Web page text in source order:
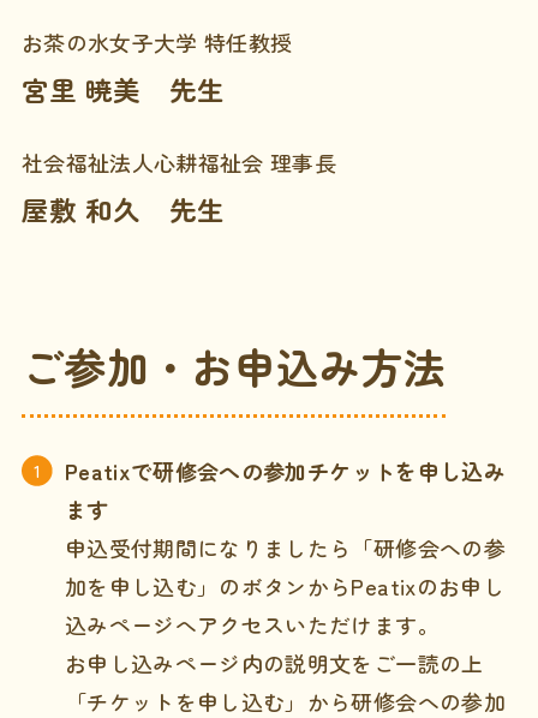
お茶の水女子大学 特任教授
宮里 暁美 先生
社会福祉法人心耕福祉会 理事長
屋敷 和久 先生
ご参加・お申込み方法
Peatixで研修会への参加チケットを申し込み
ます
申込受付期間になりましたら「研修会への参
加を申し込む」のボタンからPeatixのお申し
込みページへアクセスいただけます。
お申し込みページ内の説明文をご一読の上
「チケットを申し込む」から研修会への参加